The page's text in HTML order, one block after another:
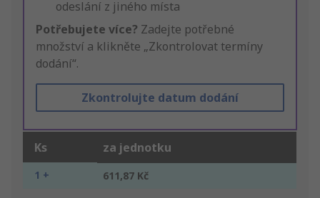
odeslání z jiného místa
Potřebujete více? Zadejte potřebné
množství a klikněte „Zkontrolovat termíny
dodání“.
Zkontrolujte datum dodání
Ks za jednotku
1 + 611,87 Kč